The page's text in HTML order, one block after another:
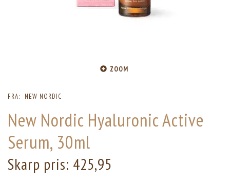
ZOOM
FRA: NEW NORDIC
New Nordic Hyaluronic Active
Serum, 30ml
Skarp pris: 425,95